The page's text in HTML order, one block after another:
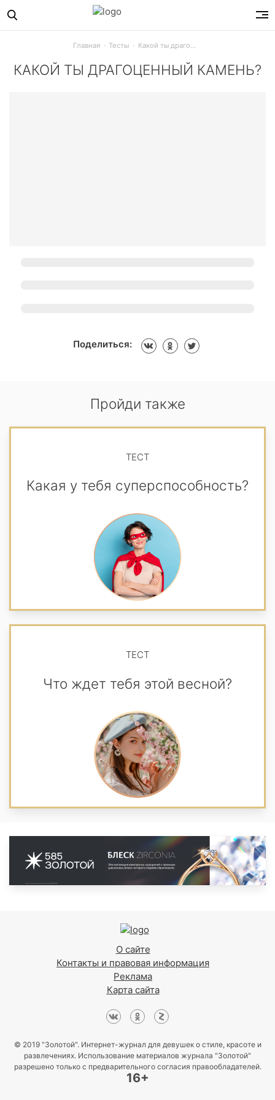
Главная Тесты
КАКОЙ ТЫ ДРАГОЦЕННЫЙ КАМЕНЬ?
Поделиться:
Пройди также
ТЕСТ
Какая у тебя суперспособность?
ТЕСТ
Что ждет тебя этой весной?
О сайте
Контакты и правовая информация
Реклама
Карта сайта
© 2019 "Золотой". Интернет-журнал для девушек о стиле, красоте и
развлечениях. Использование материалов журнала "Золотой"
разрешено только с предварительного согласия правообладателей.
16+